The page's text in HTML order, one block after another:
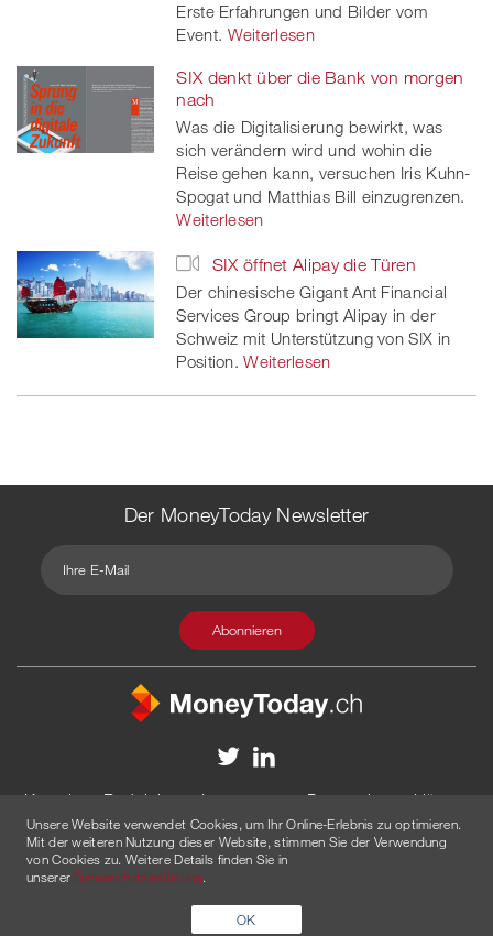
Erste Erfahrungen und Bilder vom
Event. Weiterlesen
SIX denkt über die Bank von morgen
nach
Was die Digitalisierung bewirkt, was
sich verändern wird und wohin die
Reise gehen kann, versuchen Iris Kuhn-
Spogat und Matthias Bill einzugrenzen.
Weiterlesen
SIX öffnet Alipay die Türen
Der chinesische Gigant Ant Financial
Services Group bringt Alipay in der
Schweiz mit Unterstützung von SIX in
Position.Weiterlesen
Der MoneyToday Newsletter
Kontakt Redaktion Impressum
Datenschutzerklärung
Disclaimer
Werbung
© 2026 Created byAGENTUR AM WASSER
Unsere Website verwendet Cookies, um Ihr Online-Erlebnis zu optimieren.
Mit der weiteren Nutzung dieser Website, stimmen Sie der Verwendung
von Cookies zu. Weitere Details finden Sie in
unserer Datenschutzerklärung.
OK